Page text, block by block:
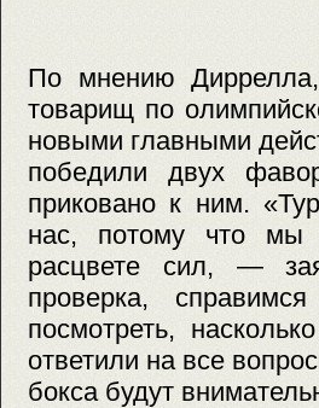
По мнению
товарищ по
новыми главными
победили двух
приковано к ним.
нас, потому что мы
расцвете сил, —
проверка,
посмотреть,
ответили на все
бокса будут